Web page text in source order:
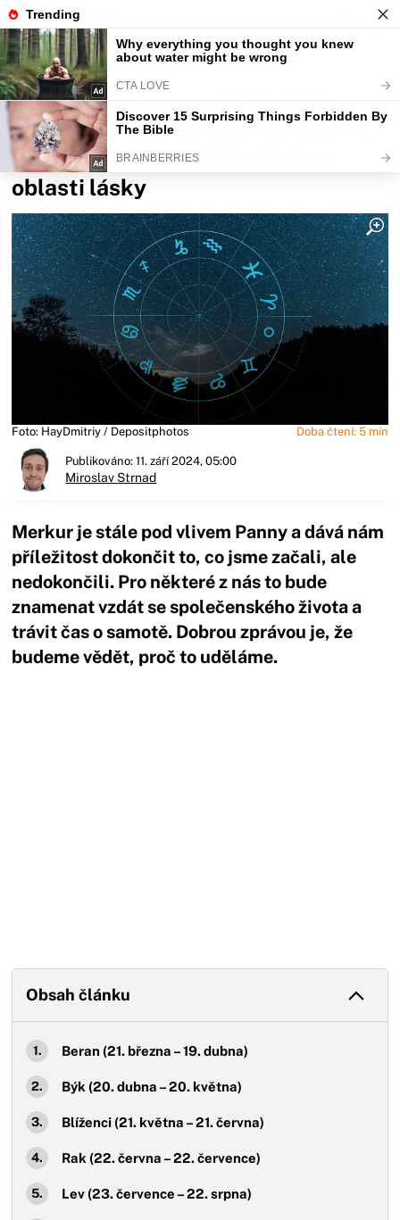
Fajntip.cz Horoskopy a zvěrokruhy
Denní horoskop na středu 11.9.
2024: Býci začnou být více šetřiví,
Vodnáři zjistí, jak na tom jsou v
oblasti lásky
Foto: HayDmitriy / Depositphotos Doba čtení: 5 min
Publikováno: 11. září 2024, 05:00
Miroslav Strnad
Merkur je stále pod vlivem Panny a dává nám
příležitost dokončit to, co jsme začali, ale
nedokončili. Pro některé z nás to bude
znamenat vzdát se společenského života a
trávit čas o samotě. Dobrou zprávou je, že
budeme vědět, proč to uděláme.
Obsah článku
Beran (21. března – 19. dubna)
Býk (20. dubna – 20. května)
Blíženci (21. května – 21. června)
Rak (22. června – 22. července)
Lev (23. července – 22. srpna)